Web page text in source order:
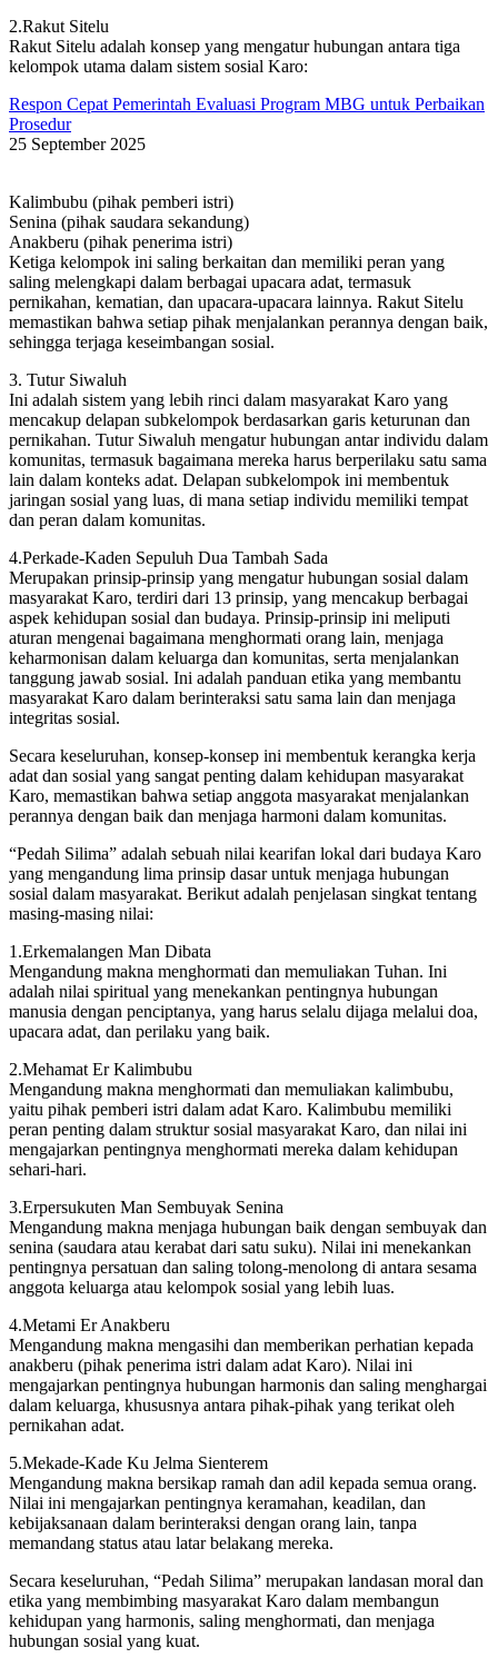
2.Rakut Sitelu
Rakut Sitelu adalah konsep yang mengatur hubungan antara tiga
kelompok utama dalam sistem sosial Karo:
Respon Cepat Pemerintah Evaluasi Program MBG untuk Perbaikan
Prosedur
25 September 2025
Kalimbubu (pihak pemberi istri)
Senina (pihak saudara sekandung)
Anakberu (pihak penerima istri)
Ketiga kelompok ini saling berkaitan dan memiliki peran yang
saling melengkapi dalam berbagai upacara adat, termasuk
pernikahan, kematian, dan upacara-upacara lainnya. Rakut Sitelu
memastikan bahwa setiap pihak menjalankan perannya dengan baik,
sehingga terjaga keseimbangan sosial.
3. Tutur Siwaluh
Ini adalah sistem yang lebih rinci dalam masyarakat Karo yang
mencakup delapan subkelompok berdasarkan garis keturunan dan
pernikahan. Tutur Siwaluh mengatur hubungan antar individu dalam
komunitas, termasuk bagaimana mereka harus berperilaku satu sama
lain dalam konteks adat. Delapan subkelompok ini membentuk
jaringan sosial yang luas, di mana setiap individu memiliki tempat
dan peran dalam komunitas.
4.Perkade-Kaden Sepuluh Dua Tambah Sada
Merupakan prinsip-prinsip yang mengatur hubungan sosial dalam
masyarakat Karo, terdiri dari 13 prinsip, yang mencakup berbagai
aspek kehidupan sosial dan budaya. Prinsip-prinsip ini meliputi
aturan mengenai bagaimana menghormati orang lain, menjaga
keharmonisan dalam keluarga dan komunitas, serta menjalankan
tanggung jawab sosial. Ini adalah panduan etika yang membantu
masyarakat Karo dalam berinteraksi satu sama lain dan menjaga
integritas sosial.
Secara keseluruhan, konsep-konsep ini membentuk kerangka kerja
adat dan sosial yang sangat penting dalam kehidupan masyarakat
Karo, memastikan bahwa setiap anggota masyarakat menjalankan
perannya dengan baik dan menjaga harmoni dalam komunitas.
“Pedah Silima” adalah sebuah nilai kearifan lokal dari budaya Karo
yang mengandung lima prinsip dasar untuk menjaga hubungan
sosial dalam masyarakat. Berikut adalah penjelasan singkat tentang
masing-masing nilai:
1.Erkemalangen Man Dibata
Mengandung makna menghormati dan memuliakan Tuhan. Ini
adalah nilai spiritual yang menekankan pentingnya hubungan
manusia dengan penciptanya, yang harus selalu dijaga melalui doa,
upacara adat, dan perilaku yang baik.
2.Mehamat Er Kalimbubu
Mengandung makna menghormati dan memuliakan kalimbubu,
yaitu pihak pemberi istri dalam adat Karo. Kalimbubu memiliki
peran penting dalam struktur sosial masyarakat Karo, dan nilai ini
mengajarkan pentingnya menghormati mereka dalam kehidupan
sehari-hari.
3.Erpersukuten Man Sembuyak Senina
Mengandung makna menjaga hubungan baik dengan sembuyak dan
senina (saudara atau kerabat dari satu suku). Nilai ini menekankan
pentingnya persatuan dan saling tolong-menolong di antara sesama
anggota keluarga atau kelompok sosial yang lebih luas.
4.Metami Er Anakberu
Mengandung makna mengasihi dan memberikan perhatian kepada
anakberu (pihak penerima istri dalam adat Karo). Nilai ini
mengajarkan pentingnya hubungan harmonis dan saling menghargai
dalam keluarga, khususnya antara pihak-pihak yang terikat oleh
pernikahan adat.
5.Mekade-Kade Ku Jelma Sienterem
Mengandung makna bersikap ramah dan adil kepada semua orang.
Nilai ini mengajarkan pentingnya keramahan, keadilan, dan
kebijaksanaan dalam berinteraksi dengan orang lain, tanpa
memandang status atau latar belakang mereka.
Secara keseluruhan, “Pedah Silima” merupakan landasan moral dan
etika yang membimbing masyarakat Karo dalam membangun
kehidupan yang harmonis, saling menghormati, dan menjaga
hubungan sosial yang kuat.